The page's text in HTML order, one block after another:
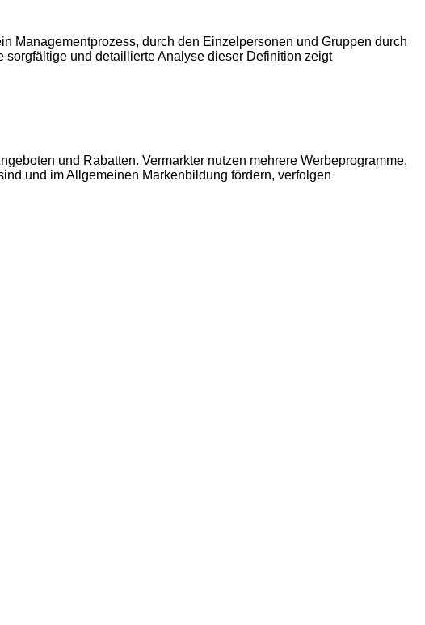
Managementprozess, durch den Einzelpersonen und Gruppen durch
und detaillierte Analyse dieser Definition zeigt
und Rabatten. Vermarkter nutzen mehrere Werbeprogramme,
und im Allgemeinen Markenbildung fördern, verfolgen